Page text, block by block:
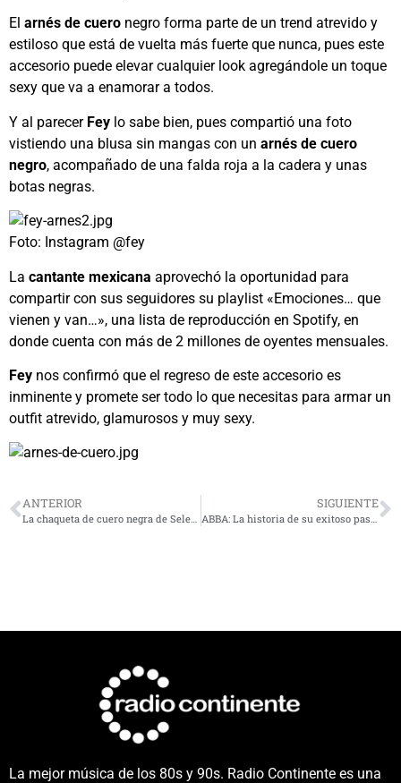
El arnés de cuero negro forma parte de un trend atrevido y
estiloso que está de vuelta más fuerte que nunca, pues este
accesorio puede elevar cualquier look agregándole un toque
sexy que va a enamorar a todos.
Y al parecer Fey lo sabe bien, pues compartió una foto
vistiendo una blusa sin mangas con un arnés de cuero
negro, acompañado de una falda roja a la cadera y unas
botas negras.
Foto: Instagram @fey
La cantante mexicana aprovechó la oportunidad para
compartir con sus seguidores su playlist «Emociones… que
vienen y van…», una lista de reproducción en Spotify, en
donde cuenta con más de 2 millones de oyentes mensuales.
Fey nos confirmó que el regreso de este accesorio es
inminente y promete ser todo lo que necesitas para armar un
outfit atrevido, glamurosos y muy sexy.
ANTERIOR SIGUIENTE
La mejor música de los 80s y 90s. Radio Continente es una